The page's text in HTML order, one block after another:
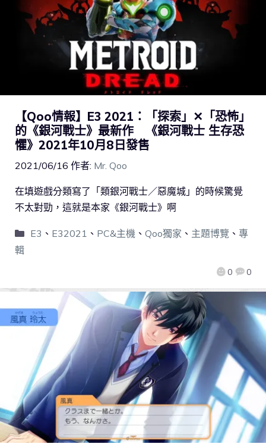
【Qoo情報】E3 2021：「探索」✕「恐怖」
的《銀河戰士》最新作 《銀河戰士 生存恐
懼》2021年10月8日發售
2021/06/16 作者: Mr. Qoo
0 0
在填遊戲分類寫了「類銀河戰士／惡魔城」的時候驚覺
不太對勁，這就是本家《銀河戰士》啊
E3 、 E32021 、 PC&主機、 Qoo獨家 、 主題博覽 、 專
輯